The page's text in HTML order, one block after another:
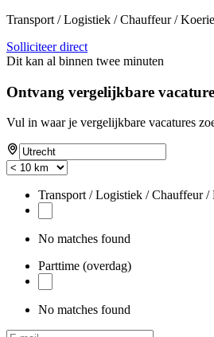
Transport / Logistiek / Chauffeur /
Solliciteer direct
Dit kan al binnen twee minuten
Ontvang vergelijkbare
Vul in waar je vergelijkbare vacatures
Transport / Logistiek / Chauffeur /
No matches found
Parttime (overdag)
No matches found